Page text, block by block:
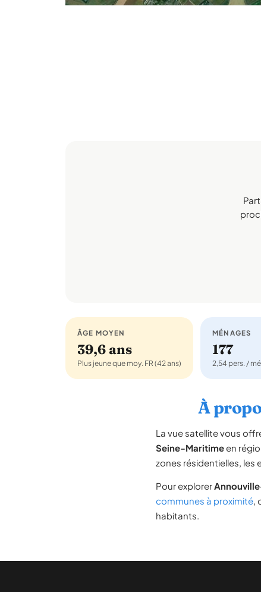
ÂGE MOYEN
39,6 ans
Plus jeune que moy. FR (42 ans)
MÉNAGES
177
2,54 pers. /
À
La vue satellite vous
Seine-Maritimeen
zones résidentielles, les
Pour explorer
communes à proximité,
habitants.